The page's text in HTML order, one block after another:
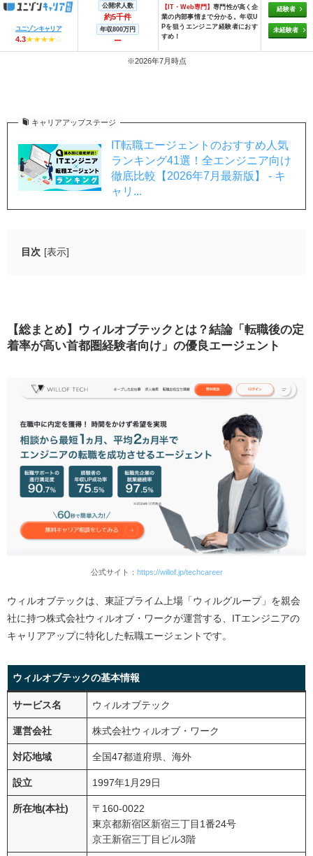
ユニゾンキャリア
4.3
公開求人数
約5千件
年収800万円
ー
【IT・Web専門】専門性が高く企
業の内部事情まで分かる。年収U
Pを狙うエンジニア経験者におす
すめ！
経験者
未経験者
※2026年7月時点
キャリアアップステージ
IT転職エージェントのおすすめ人気
ランキング41選！全エンジニア向け
徹底比較【2026年7月最新版】 - キ
ャリ...
目次 [表示]
ウィルオブテックはやばい？悪い評判・口コミからわか
る5つのデメリット
未経験OKの求人が少ない
がりにくい
他のIT特化エージェントより求人数が少ない
面談で業務内容の詳細を教えてもらえないケースが
ある
ウィルオブテックの良い評判・口コミからわかる5つの強
力なメリット
年収UP成功率75.5%！首都圏の優良求人でキャリア
ITエンジニアを熟知した2名体制の徹底サポートでキ
ャリアの迷いが解消される
LINEで手軽に相談可能！スピーディーなやり取りが
魅力的
転職が実現できる
実践的な書類添削・面接対策で、内定獲得力が劇的
に向上する
口コミ・評判からわかるウィルオブテックがおすすめな
人・おすすめでない人
ウィルオブテックがおすすめな人
他の転職エージェントの利用を検討すべき人
ウィルオブテックを最大限に活用するための4つのコツ
コツ①：経歴や希望は正直に本音で伝える
【総まとめ】ウィルオブテックとは？結論「転職後の定
着率が高い首都圏経験者向け」の優良エージェント
公式サイト： https://willof.jp/techcareer
ウィルオブテックは、東証プライム上場「ウィルグループ」を親会
社に持つ株式会社ウィルオブ・ワークが運営する、ITエンジニアの
キャリアアップに特化した転職エージェントです。
ウィルオブテックの基本情報
サービス名 ウィルオブテック
運営会社 株式会社ウィルオブ・ワーク
対応地域 全国47都道府県、海外
設立 1997年1月29日
所在地(本社)
〒160-0022
東京都新宿区新宿三丁目1番24号
京王新宿三丁目ビル3階